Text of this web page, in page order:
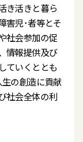
き活きと暮ら
害児･者等とそ
社会参加の促
情報提供及び
ていくととも
の創造に貢献
社会全体の利